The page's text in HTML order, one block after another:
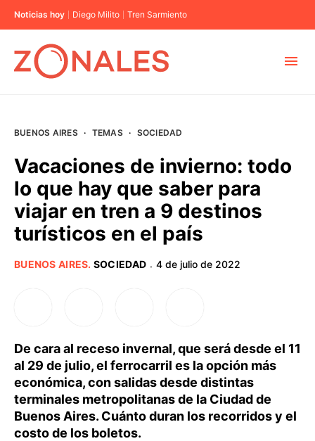
Noticias hoy Diego Milito Tren Sarmiento
BUENOS AIRES
PROVINCIAS
BUENOS AIRES · TEMAS · SOCIEDAD
Vacaciones de invierno: todo
lo que hay que saber para
viajar en tren a 9 destinos
turísticos en el país
BUENOS AIRES. SOCIEDAD · 4 de julio de 2022
De cara al receso invernal, que será desde el 11
al 29 de julio, el ferrocarril es la opción más
económica, con salidas desde distintas
terminales metropolitanas de la Ciudad de
Buenos Aires. Cuánto duran los recorridos y el
costo de los boletos.